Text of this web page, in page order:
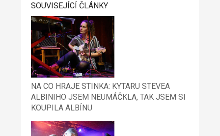
SOUVISEJÍCÍ ČLÁNKY
NA CO HRAJE STINKA: KYTARU STEVEA
ALBINIHO JSEM NEUMÁČKLA, TAK JSEM SI
KOUPILA ALBÍNU